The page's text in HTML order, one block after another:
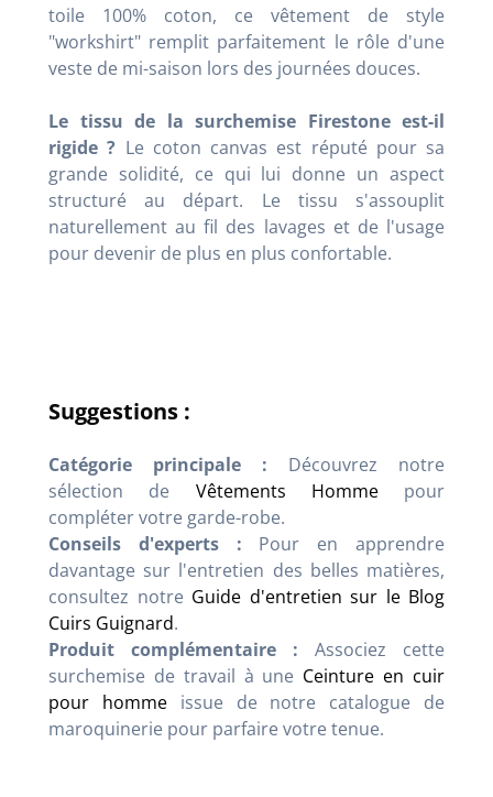
toile 100% coton, ce vêtement de style
"workshirt" remplit parfaitement le rôle d'une
veste de mi-saison lors des journées douces.
Le tissu de la surchemise Firestone est-il
rigide ? Le coton canvas est réputé pour sa
grande solidité, ce qui lui donne un aspect
structuré au départ. Le tissu s'assouplit
naturellement au fil des lavages et de l'usage
pour devenir de plus en plus confortable.
Suggestions :
Catégorie principale : Découvrez notre
sélection de Vêtements Hommepour
compléter votre garde-robe.
Conseils d'experts : Pour en apprendre
davantage sur l'entretien des belles matières,
consultez notre Guide d'entretien sur le Blog
Cuirs Guignard.
Produit complémentaire : Associez cette
surchemise de travail à une Ceinture en cuir
pour hommeissue de notre catalogue de
maroquinerie pour parfaire votre tenue.